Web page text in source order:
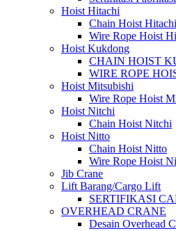
Hoist Hitachi
Chain Hoist Hitachi
Wire Rope Hoist
Hoist Kukdong
CHAIN HOIST
WIRE ROPE
Hoist Mitsubishi
Wire Rope Hoist
Hoist Nitchi
Chain Hoist Nitchi
Hoist Nitto
Chain Hoist Nitto
Wire Rope Hoist
Jib Crane
Lift Barang/Cargo Lift
SERTIFIKASI
OVERHEAD CRANE
Desain Overhead